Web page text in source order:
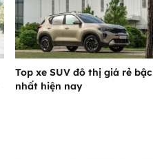
Top xe SUV đô thị giá rẻ bậc
nhất hiện nay